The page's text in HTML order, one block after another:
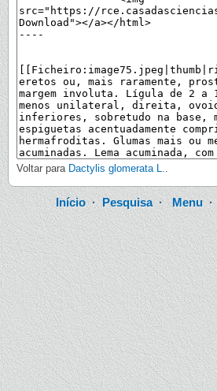
Voltar para Dactylis glomerata L..
Início·Pesquisa·Menu·